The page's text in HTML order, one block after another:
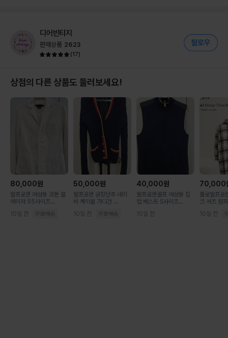
디어빈티지
판매상품 2623
(17)
상점의 다른 상품도 둘러보세요!
80,000원
랄프로렌 여성용 코튼 블
레이져 55사이즈...
10일 전
50,000원
랄프로렌 금장단추 네이
비 케이블 가디건 ...
10일 전
40,000원
랄프로렌골프 여성용 집
업 베스트 S사이즈...
10일 전
70,000
폴로랄프로
크 셔츠 원
10일 전